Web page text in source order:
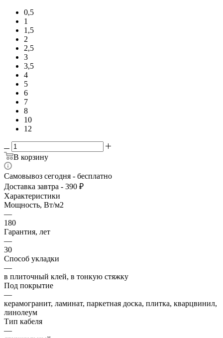
0,5
1
1,5
2
2,5
3
3,5
4
5
6
7
8
10
12
В корзину
Самовывоз сегодня - бесплатно
Доставка завтра - 390 ₽
Характеристики
Мощность, Вт/м2
—
180
Гарантия, лет
—
30
Способ укладки
—
в плиточный клей, в тонкую стяжку
Под покрытие
—
керамогранит, ламинат, паркетная доска, плитка, кварцвинил,
линолеум
Тип кабеля
—